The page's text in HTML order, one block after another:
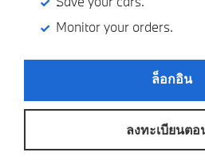
Monitor your orders.
ล็อกอิน
ลงทะเบียนต
MINI Cooper S
Countryman
฿ 2,150,000